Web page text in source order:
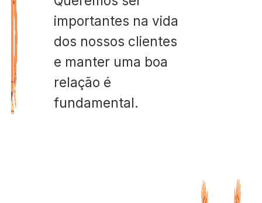
importantes na vida
dos nossos clientes
e manter uma boa
relação é
fundamental.